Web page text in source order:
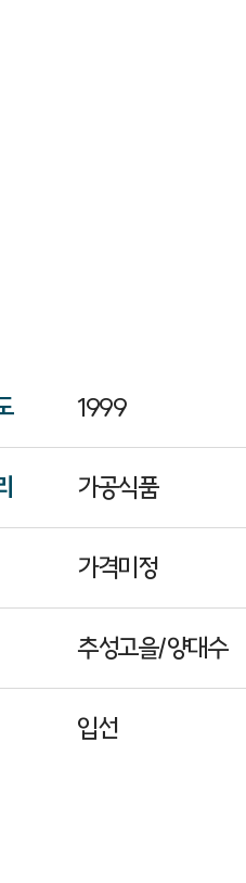
1999
가공식품
가격미정
추성고을/양대수
입선